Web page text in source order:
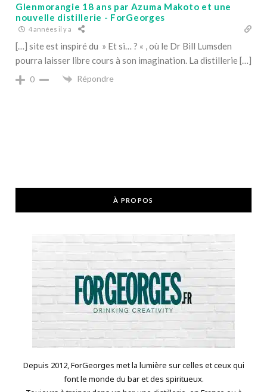
Glenmorangie 18 ans par Azuma Makoto et une
nouvelle distillerie - ForGeorges
4 années il y a
[…] site est inspiré du » Et si… ? « , où le Dr Bill Lumsden
pourra laisser libre cours à son imagination. La distillerie […]
0 Répondre
À PROPOS
Depuis 2012, ForGeorges met la lumière sur celles et ceux qui
font le monde du bar et des spiritueux.